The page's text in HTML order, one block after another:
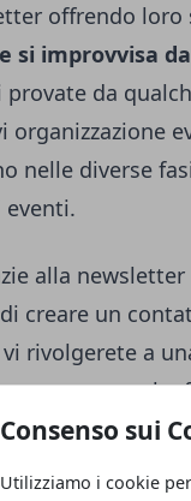
Consenso sui
Utilizziamo i cookie
offrendo
si improvvisa
da
organizzazione
nelle diverse
eventi.
alla newsletter
di creare un
rivolgerete a
potete
a un post
di